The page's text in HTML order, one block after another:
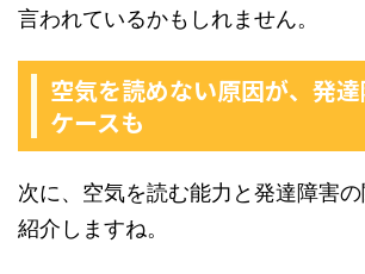
言われているかもしれません。
空気を読めない原因が、発
ケースも
次に、空気を読む能力と発達障害
紹介しますね。